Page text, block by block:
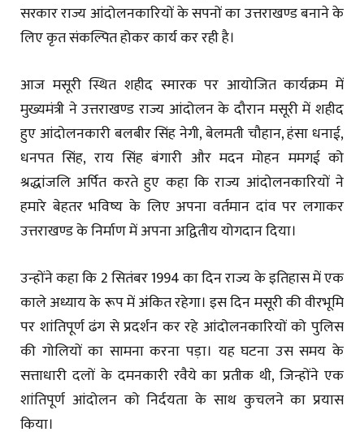
सरकार राज्य आंदोलनकारियों के सपनों का उत्तराखण्ड बनाने के
लिए कृत संकल्पित होकर कार्य कर रही है।
आज मसूरी स्थित शहीद स्मारक पर आयोजित कार्यक्रम में
मुख्यमंत्री ने उत्तराखण्ड राज्य आंदोलन के दौरान मसूरी में शहीद
हुए आंदोलनकारी बलबीर सिंह नेगी, बेलमती चौहान, हंसा धनाई,
धनपत सिंह, राय सिंह बंगारी और मदन मोहन ममगई को
श्रद्धांजलि अर्पित करते हुए कहा कि राज्य आंदोलनकारियों ने
हमारे बेहतर भविष्य के लिए अपना वर्तमान दांव पर लगाकर
उत्तराखण्ड के निर्माण में अपना अद्वितीय योगदान दिया।
उन्होंने कहा कि 2 सितंबर 1994 का दिन राज्य के इतिहास में एक
काले अध्याय के रूप में अंकित रहेगा। इस दिन मसूरी की वीरभूमि
पर शांतिपूर्ण ढंग से प्रदर्शन कर रहे आंदोलनकारियों को पुलिस
की गोलियों का सामना करना पड़ा। यह घटना उस समय के
सत्ताधारी दलों के दमनकारी रवैये का प्रतीक थी, जिन्होंने एक
शांतिपूर्ण आंदोलन को निर्दयता के साथ कुचलने का प्रयास
किया।